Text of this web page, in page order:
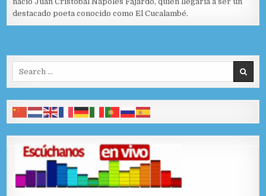
destacado poeta conocido como El Cucalambé.
Search for: